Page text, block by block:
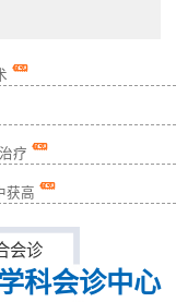
疗
获高
会诊
科会诊中心